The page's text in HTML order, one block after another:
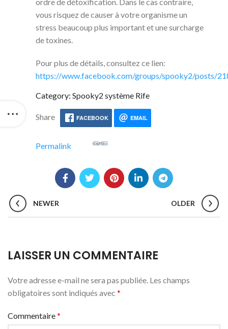
vous risquez de causer à votre organisme un
stress beaucoup plus important et une surcharge
de toxines.
Pour plus de détails, consultez ce lien:
https://www.facebook.com/groups/spooky2/posts/
Category: Spooky2 système Rife
Share FACEBOOK EMAIL
Permalink
NEWER OLDER
LAISSER UN COMMENTAIRE
Votre adresse e-mail ne sera pas publiée. Les champs
obligatoires sont indiqués avec *
Commentaire*